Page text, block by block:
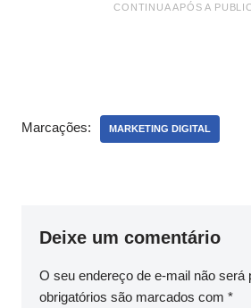
CONTINUA APÓS A
Marcações: MARKETING DIGITAL
Deixe um comentário
O seu endereço de e-mail não será
obrigatórios são marcados com *